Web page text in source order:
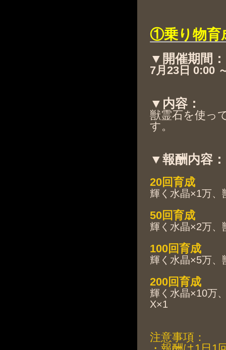
①乗り物育
▼開催期間：
7月23日 0:00
▼内容：
獣霊石を使っ
す。
▼報酬内容：
20回育成
輝く水晶×1万、
50回育成
輝く水晶×2万、
100回育成
輝く水晶×5万、
200回育成
輝く水晶×10万
X×1
注意事項：